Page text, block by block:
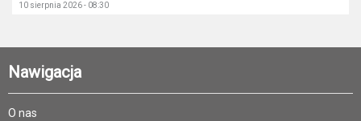
10 sierpnia 2026 - 08:30
Nawigacja
O nas